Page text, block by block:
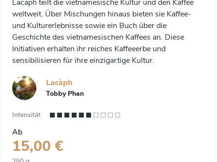
Lacaph teilt die vietnamesische Kultur und den Kaffee
weltweit. Über Mischungen hinaus bieten sie Kaffee-
und Kulturerlebnisse sowie ein Buch über die
Geschichte des vietnamesischen Kaffees an. Diese
Initiativen erhalten ihr reiches Kaffeeerbe und
sensibilisieren für ihre einzigartige Kultur.
Lacàph
Tobby Phan
Intensität
Ab
15,00 €